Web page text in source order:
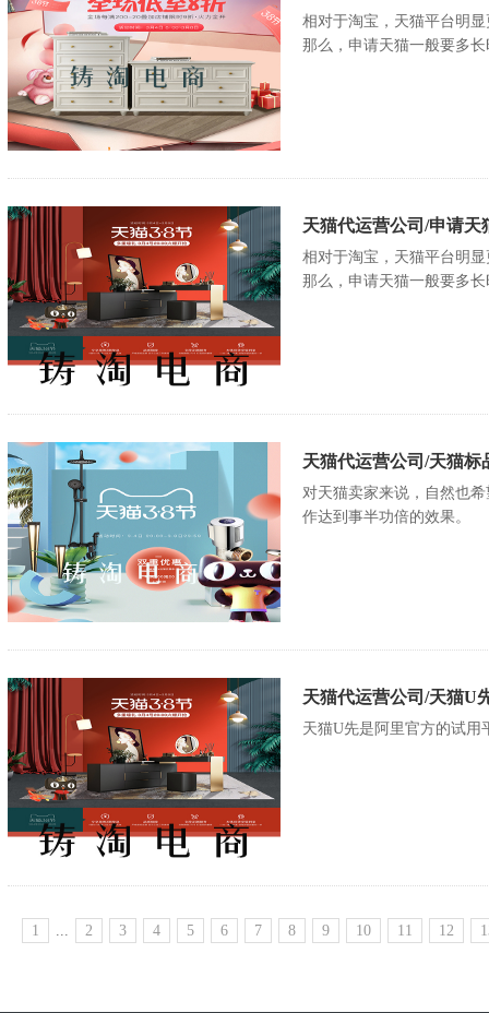
相对于淘宝，天猫平台明
那么，申请天猫一般要多长
天猫代运营公司/申请天
相对于淘宝，天猫平台明
那么，申请天猫一般要多长
天猫代运营公司/天猫标
对天猫卖家来说，自然也
作达到事半功倍的效果。
天猫代运营公司/天猫U
天猫U先是阿里官方的试用
1 ... 2 3 4 5 6 7 8 9 10 11 12